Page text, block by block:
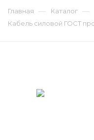
Главная — Каталог —
Кабель силовой ГОСТ